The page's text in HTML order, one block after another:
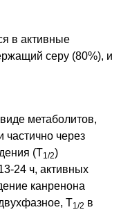
в активные
серу (80%), и
метаболитов,
частично через
(Т1/2)
24 ч, активных
канренона
Т1/2 в